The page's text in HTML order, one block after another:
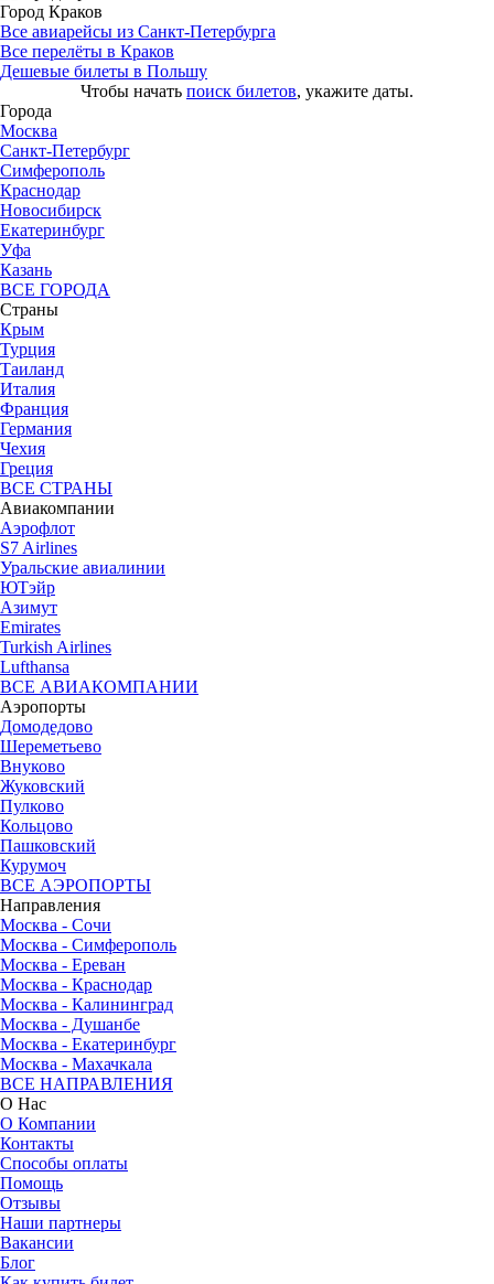
Город Краков
Все авиарейсы из Санкт-Петербурга
Все перелёты в Краков
Дешевые билеты в Польшу
Чтобы начать поиск билетов, укажите даты.
Города
Москва
Санкт-Петербург
Симферополь
Краснодар
Новосибирск
Екатеринбург
Уфа
Казань
ВСЕ ГОРОДА
Страны
Крым
Турция
Таиланд
Италия
Франция
Германия
Чехия
Греция
ВСЕ СТРАНЫ
Авиакомпании
Аэрофлот
S7 Airlines
Уральские авиалинии
ЮТэйр
Азимут
Emirates
Turkish Airlines
Lufthansa
ВСЕ АВИАКОМПАНИИ
Аэропорты
Домодедово
Шереметьево
Внуково
Жуковский
Пулково
Кольцово
Пашковский
Курумоч
ВСЕ АЭРОПОРТЫ
Направления
Москва - Сочи
Москва - Симферополь
Москва - Ереван
Москва - Краснодар
Москва - Калининград
Москва - Душанбе
Москва - Екатеринбург
Москва - Махачкала
ВСЕ НАПРАВЛЕНИЯ
О Нас
О Компании
Контакты
Способы оплаты
Помощь
Отзывы
Наши партнеры
Вакансии
Блог